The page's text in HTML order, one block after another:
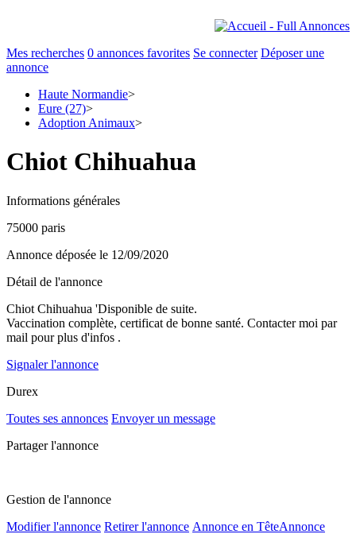
Mes recherches 0 annonces favorites Se connecter Déposer une
annonce
Haute Normandie>
Eure (27)>
Adoption Animaux>
Chiot Chihuahua
Informations générales
75000 paris
Annonce déposée le 12/09/2020
Détail de l'annonce
Chiot Chihuahua 'Disponible de suite.
Vaccination complète, certificat de bonne santé. Contacter moi par
mail pour plus d'infos .
Signaler l'annonce
Durex
Toutes ses annonces Envoyer un message
Partager l'annonce
Gestion de l'annonce
Modifier l'annonce Retirer l'annonce Annonce en TêteAnnonce